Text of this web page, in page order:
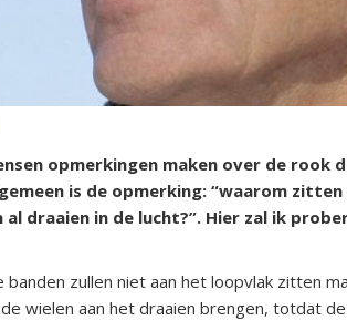
opmerkingen maken over de rook
is de opmerking: “waarom
al draaien in de lucht?”. Hier zal ik
banden zullen niet aan het loopvlak zitten
wielen aan het draaien brengen, totdat